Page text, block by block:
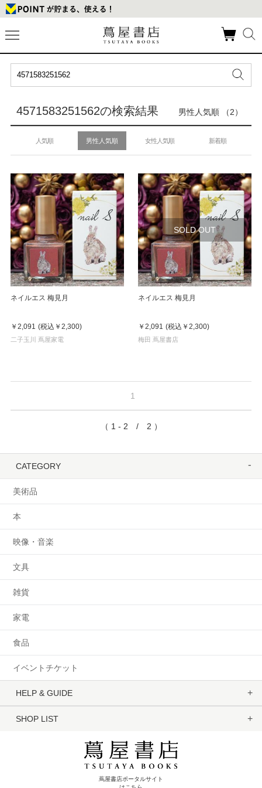
4571583251562の検索結果 男性人気順 （2）
人気順 男性人気順 女性人気順 新着順
ネイルエス 梅見月
￥2,091 (税込 ￥2,300)
二子玉川 蔦屋家電
SOLD OUT
ネイルエス 梅見月
￥2,091 (税込 ￥2,300)
梅田 蔦屋書店
1
（ 1 - 2 / 2 ）
CATEGORY
美術品
本
映像・音楽
文具
雑貨
家電
食品
イベントチケット
HELP & GUIDE
SHOP LIST
蔦屋書店ポータルサイト